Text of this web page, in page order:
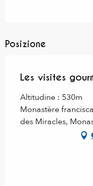
Posizione
Les visites
Altitudine : 530m
Monastère
des Miracles,